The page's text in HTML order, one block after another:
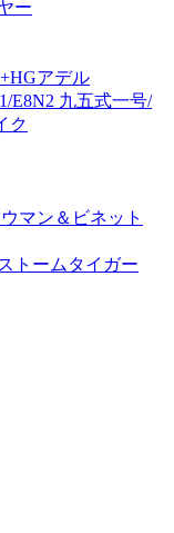
ー
アデル
E8N2 九五式一号/
ク
マン＆ビネット
トームタイガー